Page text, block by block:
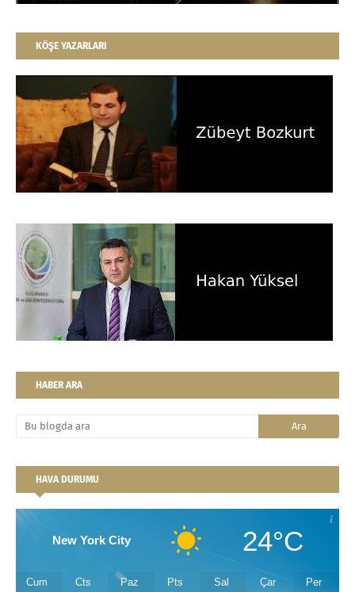
KÖŞE YAZARLARI
HABER ARA
HAVA DURUMU
New York City 24°C
Cum Cts Paz Pts Sal Çar Per